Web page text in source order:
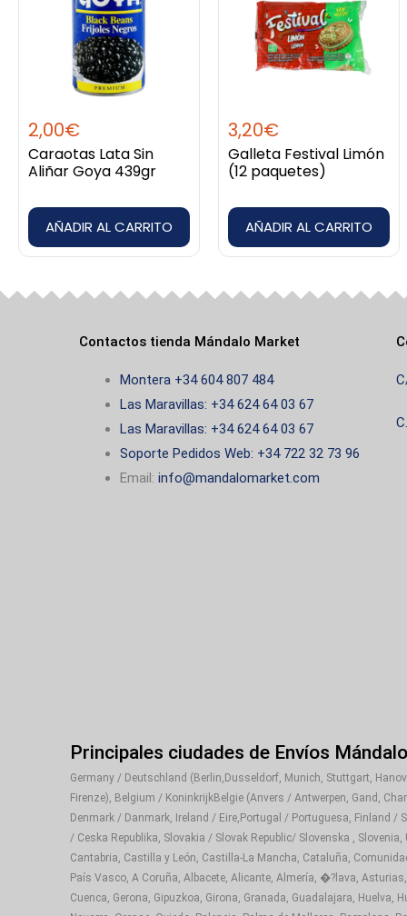
2,00€
Caraotas Lata Sin
Aliñar Goya 439gr
AÑADIR AL CARRITO
3,20€
Galleta Festival Limón
(12 paquetes)
AÑADIR AL CARRITO
Contactos tienda Mándalo Market
Montera +34 604 807 484
Las Maravillas: +34 624 64 03 67
Las Maravillas: +34 624 64 03 67
Soporte Pedidos Web: +34 722 32 73 96
Email:info@mandalomarket.com
Principales ciudades de Envíos
Germany / Deutschland (Berlin,Dusseldorf, Munich, Stuttgart,
Firenze), Belgium / KoninkrijkBelgie (Anvers / Antwerpen, Gand,
Denmark / Danmark, Ireland / Eire,Portugal / Portuguesa, Finland /
/ Ceska Republika, Slovakia / Slovak Republic/ Slovenska ,
Cantabria, Castilla y León, Castilla-La Mancha, Cataluña,
País Vasco, A Coruña, Albacete, Alicante, Almería, �?lava,
Cuenca, Gerona, Gipuzkoa, Girona, Granada, Guadalajara,